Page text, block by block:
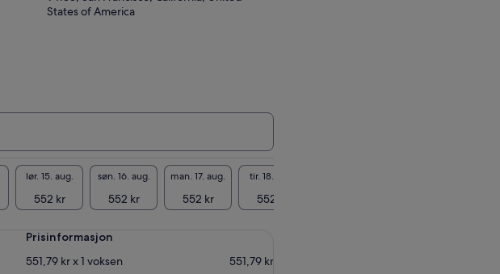
States of America
lør. 15. aug.
552 kr
søn. 16. aug.
552 kr
man. 17. aug.
552 kr
tir. 18. aug.
552 kr
Prisinformasjon
551,79 kr x 1 voksen
551,79 kr